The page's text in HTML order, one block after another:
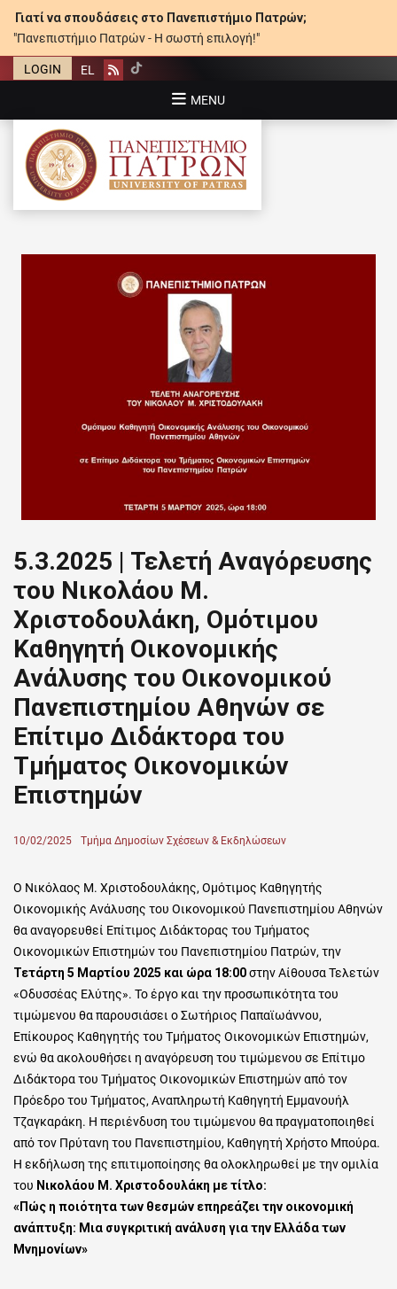
Γιατί να σπουδάσεις στο Πανεπιστήμιο Πατρών;
"Πανεπιστήμιο Πατρών - Η σωστή επιλογή!"
LOGIN EL Rss
MENU
ΠΑΝΕΠΙΣΤΉΜΙΟ ΠΑΤΡΏΝ
5.3.2025 | Τελετή Αναγόρευσης
του Νικολάου Μ.
Χριστοδουλάκη, Ομότιμου
Καθηγητή Οικονομικής
Ανάλυσης του Οικονομικού
Πανεπιστημίου Αθηνών σε
Επίτιμο Διδάκτορα του
Τμήματος Οικονομικών
Επιστημών
Posted
10/02/2025 Author
Τμήμα Δημοσίων Σχέσεων & Εκδηλώσεων
Ο Νικόλαος Μ. Χριστοδουλάκης, Ομότιμος Καθηγητής
Οικονομικής Ανάλυσης του Οικονομικού Πανεπιστημίου Αθηνών
θα αναγορευθεί Επίτιμος Διδάκτορας του Τμήματος
Οικονομικών Επιστημών του Πανεπιστημίου Πατρών, την
Τετάρτη 5 Μαρτίου 2025 και ώρα 18:00στην Αίθουσα Τελετών
«Οδυσσέας Ελύτης». Το έργο και την προσωπικότητα του
τιμώμενου θα παρουσιάσει ο Σωτήριος Παπαϊωάννου,
Επίκουρος Καθηγητής του Τμήματος Οικονομικών Επιστημών,
ενώ θα ακολουθήσει η αναγόρευση του τιμώμενου σε Επίτιμο
Διδάκτορα του Τμήματος Οικονομικών Επιστημών από τον
Πρόεδρο του Τμήματος, Αναπληρωτή Καθηγητή Εμμανουήλ
Τζαγκαράκη. Η περιένδυση του τιμώμενου θα πραγματοποιηθεί
από τον Πρύτανη του Πανεπιστημίου, Καθηγητή Χρήστο Μπούρα.
Η εκδήλωση της επιτιμοποίησης θα ολοκληρωθεί με την ομιλία
του Νικολάου Μ. Χριστοδουλάκη με τίτλο:
«Πώς η ποιότητα των θεσμών επηρεάζει την οικονομική
ανάπτυξη: Μια συγκριτική ανάλυση για την Ελλάδα των
Μνημονίων»